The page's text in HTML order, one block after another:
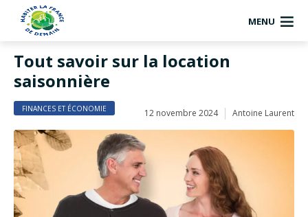
MENU
Tout savoir sur la location
saisonnière
FINANCES ET ÉCONOMIE 12 novembre 2024 Antoine Laurent